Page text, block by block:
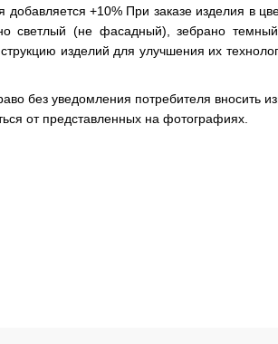
добавляется +10% При заказе изделия в
светлый (не фасадный), зебрано
изделий для улучшения их
без уведомления потребителя вносить
от представленных на фотографиях.